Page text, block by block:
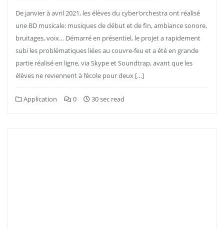
De janvier à avril 2021, les élèves du cyber’orchestra ont réalisé
une BD musicale: musiques de début et de fin, ambiance sonore,
bruitages, voix… Démarré en présentiel, le projet a rapidement
subi les problématiques liées au couvre-feu et a été en grande
partie réalisé en ligne, via Skype et Soundtrap, avant que les
élèves ne reviennent à l’école pour deux […]
Application 0 30 sec read